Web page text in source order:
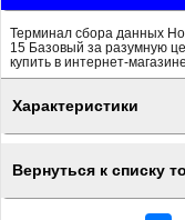
Терминал сбора данных
15 Базовый за разумную
купить в интернет-
Характеристики
Вернуться к списку